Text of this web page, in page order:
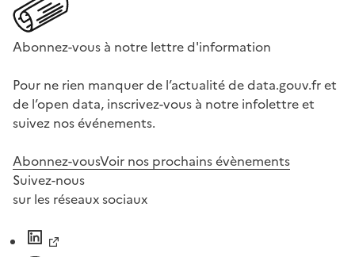
Abonnez-vous à notre lettre d'information
Pour ne rien manquer de l’actualité de data.gouv.fr et
de l’open data, inscrivez-vous à notre infolettre et
suivez nos événements.
Abonnez-vousVoir nos prochains évènements
Suivez-nous
sur les réseaux sociaux